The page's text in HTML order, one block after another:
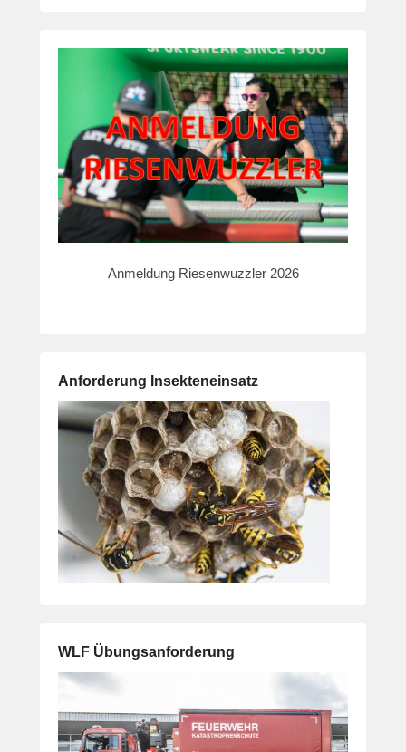
Anmeldung Riesenwuzzler 2026
Anforderung Insekteneinsatz
WLF Übungsanforderung